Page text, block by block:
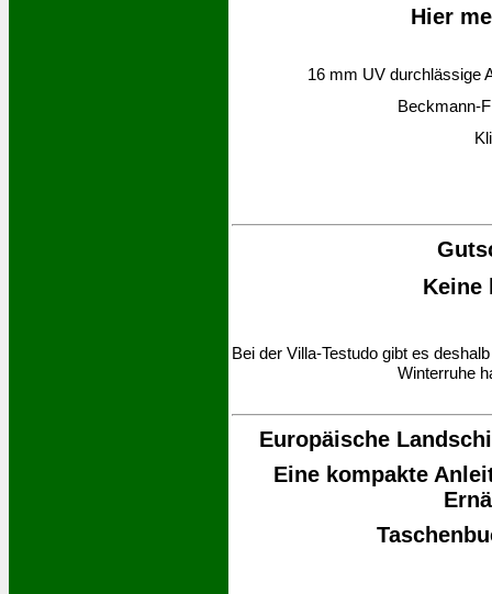
Hier
16 mm UV durchlässige
Beckmann-
Keine
Bei der Villa-Testudo gibt es
Winterruhe
Europäische
Eine kompakte